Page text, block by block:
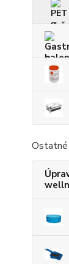
Ostatné